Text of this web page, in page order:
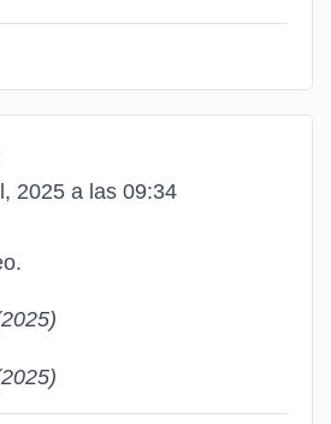
2025 a las 09:34